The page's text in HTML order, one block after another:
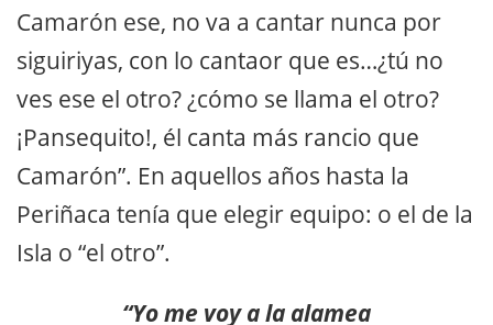
Camarón ese, no va a cantar nunca por
siguiriyas, con lo cantaor que es…¿tú no
ves ese el otro? ¿cómo se llama el otro?
¡Pansequito!, él canta más rancio que
Camarón”. En aquellos años hasta la
Periñaca tenía que elegir equipo: o el de la
Isla o “el otro”.
“Yo me voy a la alamea